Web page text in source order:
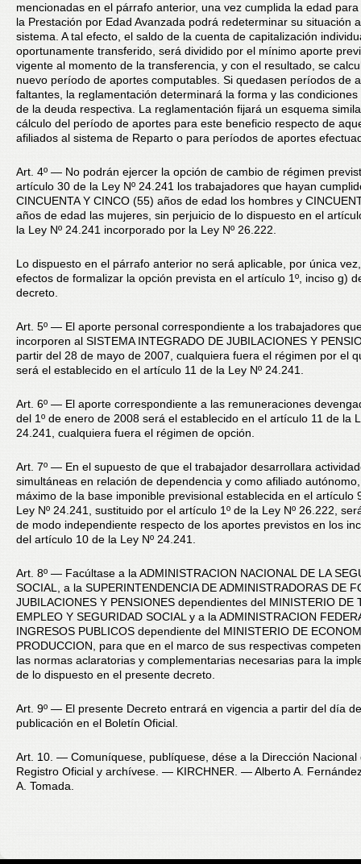
mencionadas en el párrafo anterior, una vez cumplida la edad
la Prestación por Edad Avanzada podrá redeterminar su situación
sistema. A tal efecto, el saldo de la cuenta de capitalización
oportunamente transferido, será dividido por el mínimo aporte
vigente al momento de la transferencia, y con el resultado, se
nuevo período de aportes computables. Si quedasen períodos de
faltantes, la reglamentación determinará la forma y las condiciones
de la deuda respectiva. La reglamentación fijará un esquema
cálculo del período de aportes para este beneficio respecto de
afiliados al sistema de Reparto o para períodos de aportes
Art. 4º — No podrán ejercer la opción de cambio de régimen
artículo 30 de la Ley Nº 24.241 los trabajadores que hayan
CINCUENTA Y CINCO (55) años de edad los hombres y
años de edad las mujeres, sin perjuicio de lo dispuesto en el
la Ley Nº 24.241 incorporado por la Ley Nº 26.222.
Lo dispuesto en el párrafo anterior no será aplicable, por única
efectos de formalizar la opción prevista en el artículo 1º, inciso g)
decreto.
Art. 5º — El aporte personal correspondiente a los trabajadores
incorporen al SISTEMA INTEGRADO DE JUBILACIONES Y
partir del 28 de mayo de 2007, cualquiera fuera el régimen por el
será el establecido en el artículo 11 de la Ley Nº 24.241.
Art. 6º — El aporte correspondiente a las remuneraciones
del 1º de enero de 2008 será el establecido en el artículo 11 de la
24.241, cualquiera fuera el régimen de opción.
Art. 7º — En el supuesto de que el trabajador desarrollara
simultáneas en relación de dependencia y como afiliado
máximo de la base imponible previsional establecida en el artículo
Ley Nº 24.241, sustituido por el artículo 1º de la Ley Nº 26.222,
de modo independiente respecto de los aportes previstos en los
del artículo 10 de la Ley Nº 24.241.
Art. 8º — Facúltase a la ADMINISTRACION NACIONAL DE LA
SOCIAL, a la SUPERINTENDENCIA DE ADMINISTRADORAS DE
JUBILACIONES Y PENSIONES dependientes del MINISTERIO DE
EMPLEO Y SEGURIDAD SOCIAL y a la ADMINISTRACION
INGRESOS PUBLICOS dependiente del MINISTERIO DE
PRODUCCION, para que en el marco de sus respectivas
las normas aclaratorias y complementarias necesarias para la
de lo dispuesto en el presente decreto.
Art. 9º — El presente Decreto entrará en vigencia a partir del día
publicación en el Boletín Oficial.
Art. 10. — Comuníquese, publíquese, dése a la Dirección Nacional
Registro Oficial y archívese. — KIRCHNER. — Alberto A.
A. Tomada.